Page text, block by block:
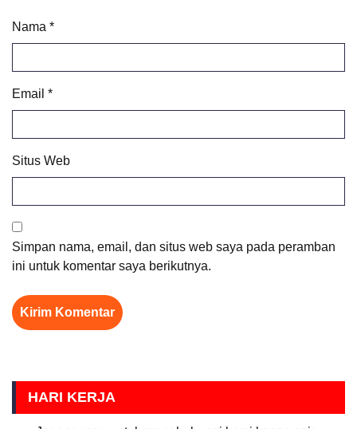
Nama *
Email *
Situs Web
Simpan nama, email, dan situs web saya pada peramban
ini untuk komentar saya berikutnya.
HARI KERJA